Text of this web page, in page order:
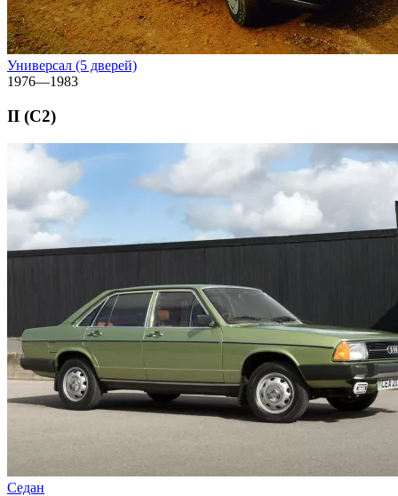
Универсал (5 дверей)
1976—1983
II (C2)
Седан